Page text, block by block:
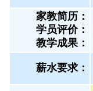
家教简历：
学员评价：
教学成果：
薪水要求：